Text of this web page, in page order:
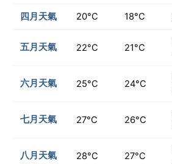
四月天氣 20°C 18°C
五月天氣 22°C 21°C
六月天氣 25°C 24°C
七月天氣 27°C 26°C
八月天氣 28°C 27°C